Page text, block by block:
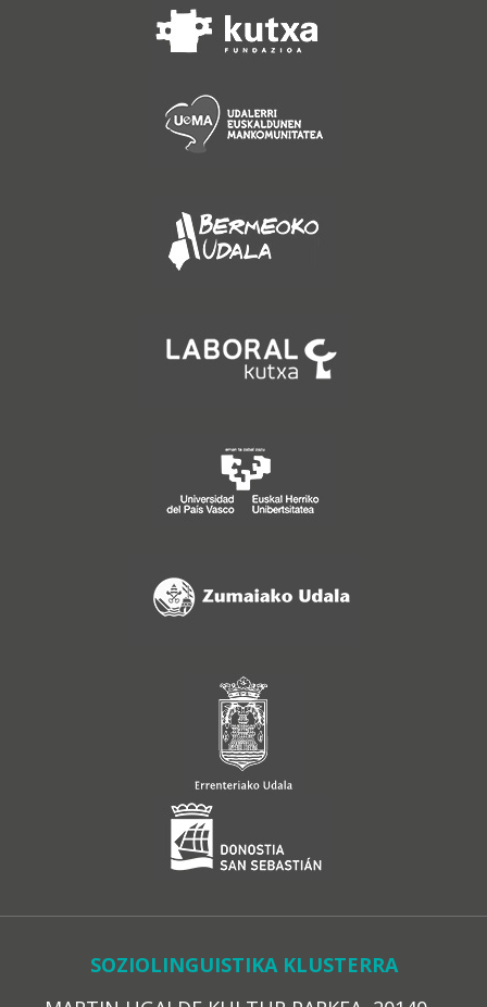
SOZIOLINGUISTIKA KLUSTERRA